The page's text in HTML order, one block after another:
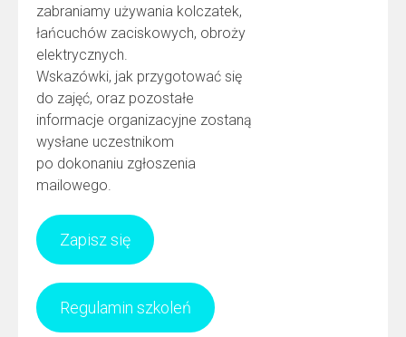
zabraniamy używania kolczatek,
łańcuchów zaciskowych, obroży
elektrycznych.
Wskazówki, jak przygotować się
do zajęć, oraz pozostałe
informacje organizacyjne zostaną
wysłane uczestnikom
po dokonaniu zgłoszenia
mailowego.
Zapisz się
Regulamin szkoleń